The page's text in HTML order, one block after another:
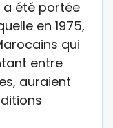
a été portée
en 1975,
qui
entre
auraient